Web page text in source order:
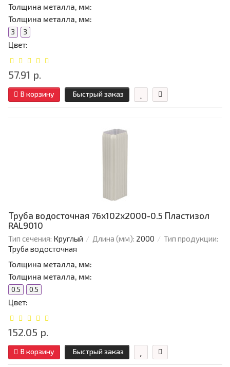
Толщина металла, мм:
Толщина металла, мм:
3 3
Цвет:
57.91 р.
В корзину Быстрый заказ
Труба водосточная 76х102х2000-0.5 Пластизол
RAL9010
Тип сечения: Круглый Длина (мм): 2000
Тип продукции:
Труба водосточная
Толщина металла, мм:
Толщина металла, мм:
0.5 0.5
Цвет:
152.05 р.
В корзину Быстрый заказ